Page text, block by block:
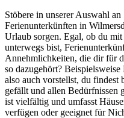
Stöbere in unserer Auswahl
Ferienunterkünften in
Urlaub sorgen. Egal, ob du
unterwegs bist,
Annehmlichkeiten, die dir für
so dazugehört?
also auch vorstellst, du findest
gefällt und allen Bedürfnissen
ist vielfältig und umfasst
verfügen oder geeignet für